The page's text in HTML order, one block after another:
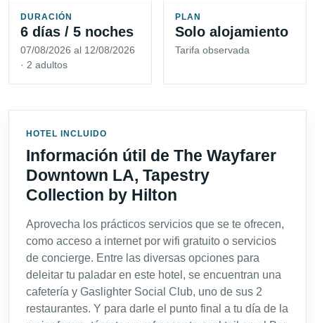
DURACIÓN
6 días / 5 noches
07/08/2026 al 12/08/2026
· 2 adultos
PLAN
Solo alojamiento
Tarifa observada
HOTEL INCLUIDO
Información útil de The Wayfarer
Downtown LA, Tapestry
Collection by Hilton
Aprovecha los prácticos servicios que se te ofrecen,
como acceso a internet por wifi gratuito o servicios
de concierge. Entre las diversas opciones para
deleitar tu paladar en este hotel, se encuentran una
cafetería y Gaslighter Social Club, uno de sus 2
restaurantes. Y para darle el punto final a tu día de la